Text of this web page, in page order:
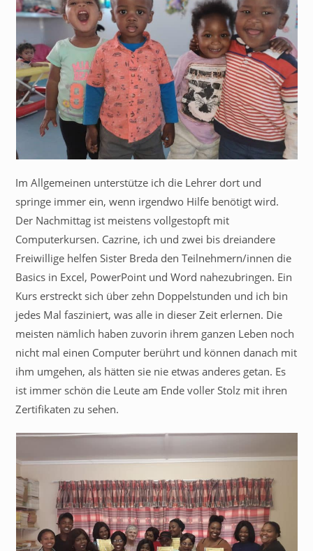
Im Allgemeinen unterstütze ich die Lehrer dort und
springe immer ein, wenn irgendwo Hilfe benötigt wird.
Der Nachmittag ist meistens vollgestopft mit
Computerkursen. Cazrine, ich und zwei bis dreiandere
Freiwillige helfen Sister Breda den Teilnehmern/innen die
Basics in Excel, PowerPoint und Word nahezubringen. Ein
Kurs erstreckt sich über zehn Doppelstunden und ich bin
jedes Mal fasziniert, was alle in dieser Zeit erlernen. Die
meisten nämlich haben zuvorin ihrem ganzen Leben noch
nicht mal einen Computer berührt und können danach mit
ihm umgehen, als hätten sie nie etwas anderes getan. Es
ist immer schön die Leute am Ende voller Stolz mit ihren
Zertifikaten zu sehen.